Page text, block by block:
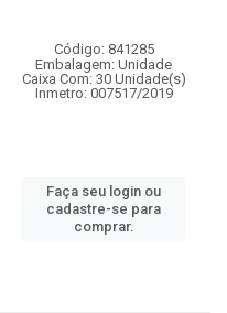
Código: 841285
Embalagem: Unidade
Caixa Com: 30 Unidade(s)
Inmetro: 007517/2019
Faça seu login ou
cadastre-se para
comprar.